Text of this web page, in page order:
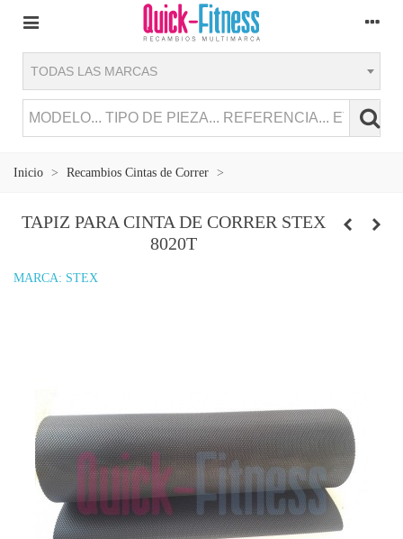
TODAS LAS MARCAS
Inicio > Recambios Cintas de Correr >
TAPIZ PARA CINTA DE CORRER STEX
8020T
MARCA: STEX